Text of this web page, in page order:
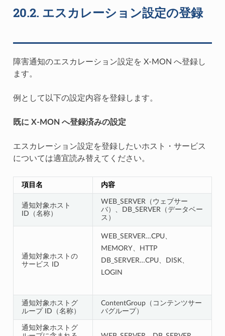
20.2. エスカレーション設定の登録
障害通知のエスカレーション設定を X-MON へ登録し
ます。
例として以下の設定内容を登録します。
既に X-MON へ登録済みの設定
エスカレーション設定を登録したいホスト・サービス
については適宜読み替えてください。
項目名 内容
通知対象ホスト
ID（名称）
WEB_SERVER（ウェブサー
バ）、DB_SERVER（データベー
ス）
通知対象ホストの
サービス ID
WEB_SERVER…CPU、
MEMORY、HTTP
DB_SERVER…CPU、DISK、
LOGIN
通知対象ホストグ
ループ ID（名称）
ContentGroup（コンテンツサー
バグループ）
通知対象ホストグ